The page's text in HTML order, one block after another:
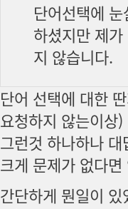
단어선택에
하셨지만 제
지 않습니다.
단어 선택에 대한
요청하지 않는이상)
그런것 하나하나
크게 문제가 없다
간단하게 뭔일이